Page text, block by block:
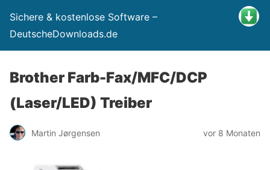
Sichere & kostenlose Software –
DeutscheDownloads.de
Brother Farb-Fax/MFC/DCP
(Laser/LED) Treiber
Martin Jørgensen vor 8 Monaten